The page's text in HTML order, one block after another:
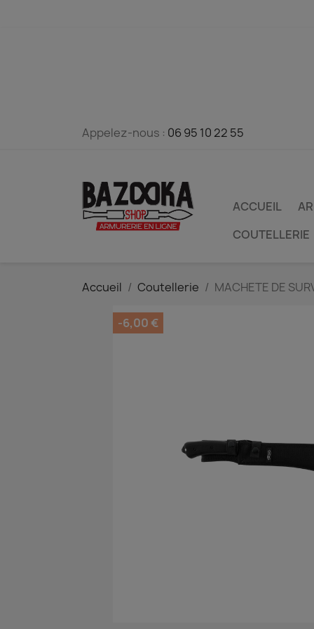
Appelez-nous : 06 95 10 22 55
ACCUEIL
COUTELLERIE
Accueil Coutellerie MACHETE DE
-6,00 €